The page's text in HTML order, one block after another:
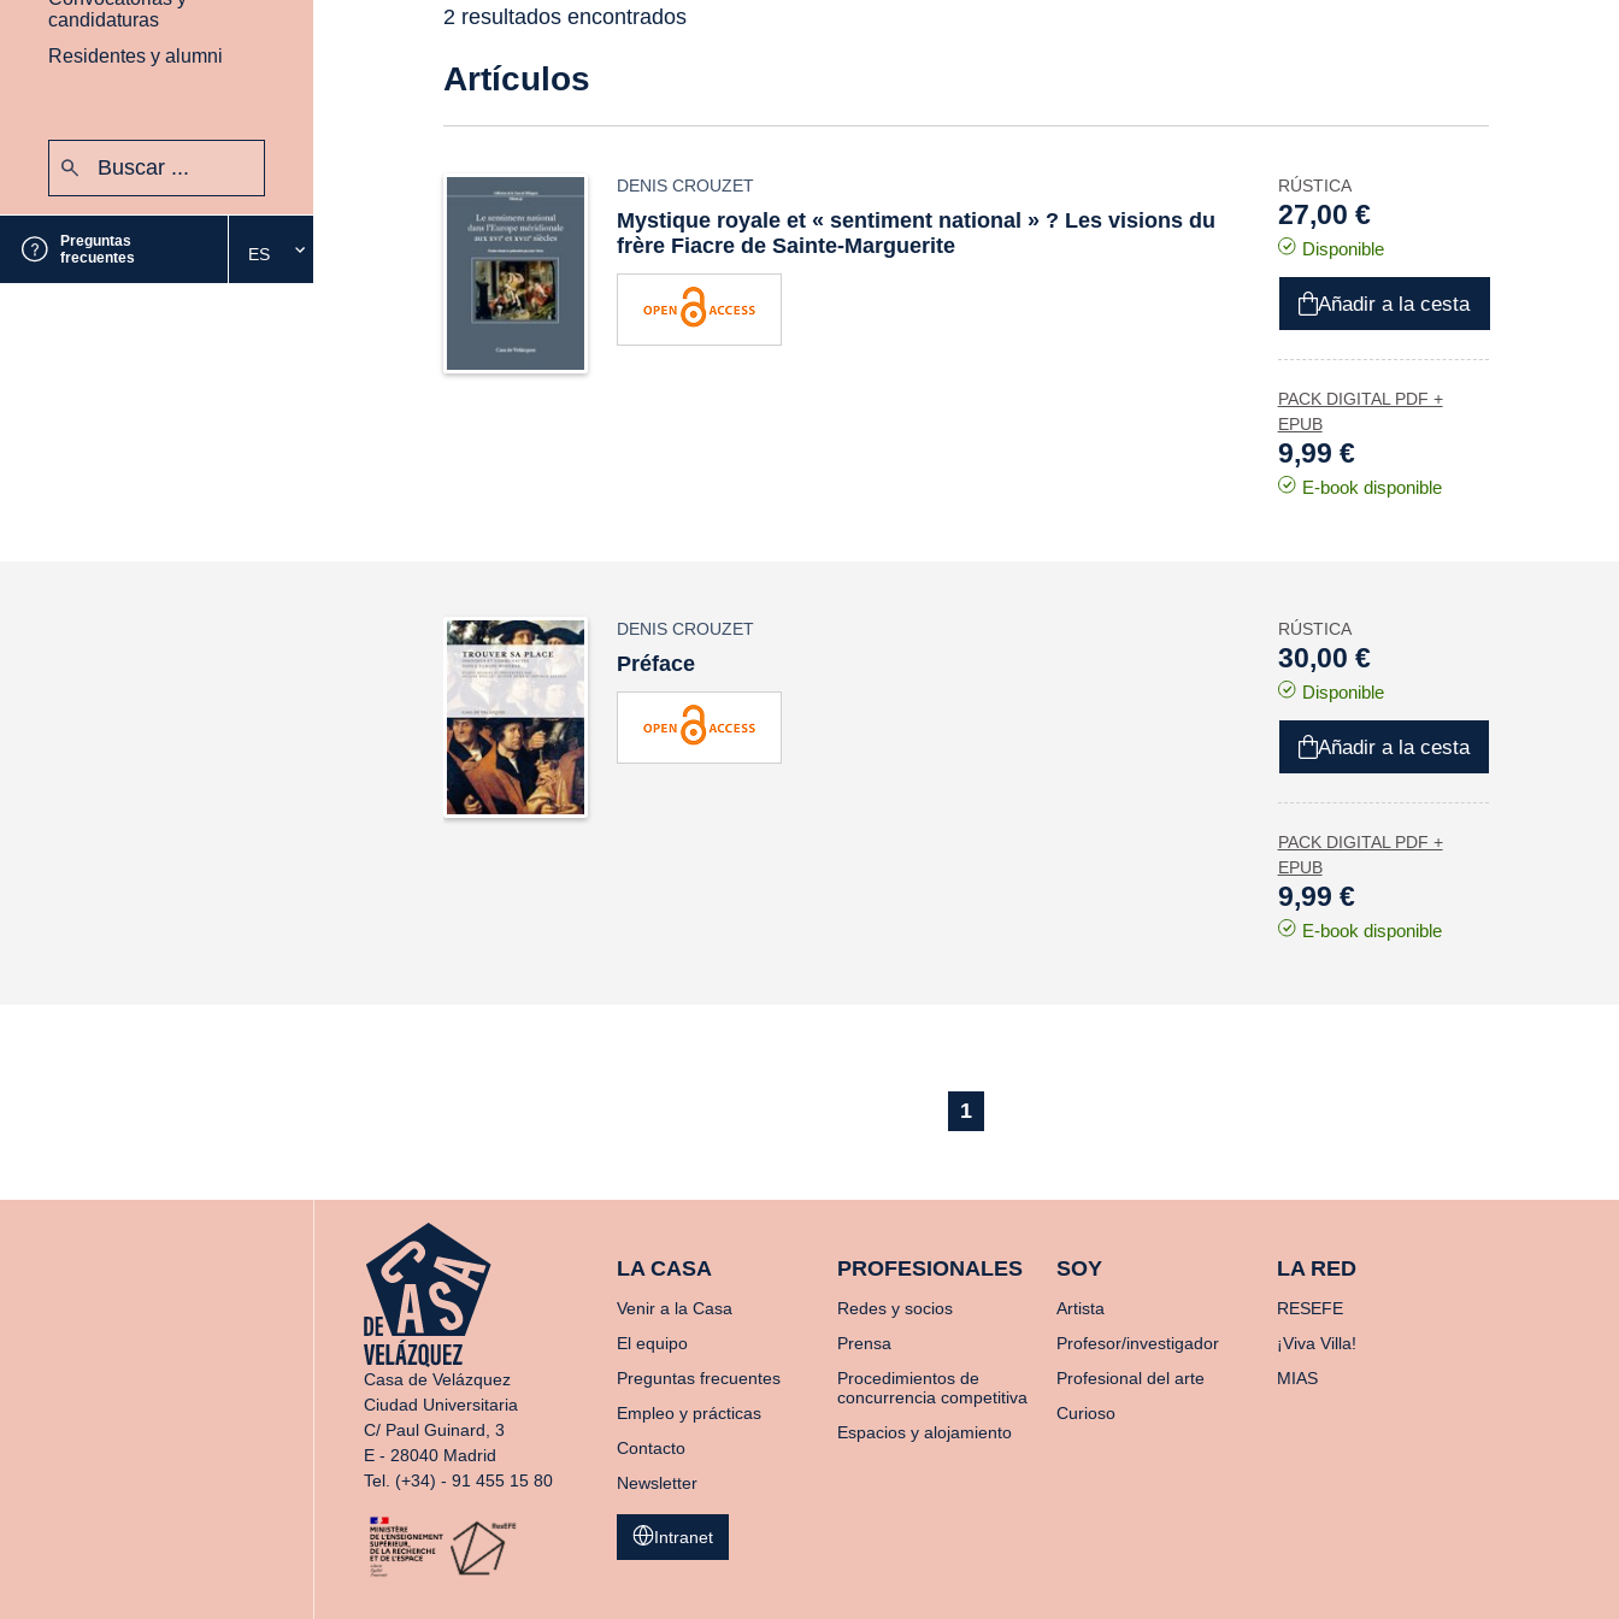
candidaturas
Residentes y alumni
Preguntas
frecuentes
Seleccione
el
ES
2 resultados encontrados
Artículos
DENIS CROUZET
Mystique royale et « sentiment national » ? Les visions du
frère Fiacre de Sainte-Marguerite
RÚSTICA
27,00 €
Disponible
Añadir a la cesta
PACK DIGITAL PDF +
EPUB
9,99 €
E-book disponible
DENIS CROUZET
Préface
RÚSTICA
30,00 €
Disponible
Añadir a la cesta
PACK DIGITAL PDF +
EPUB
9,99 €
E-book disponible
1
Casa de Velázquez
Ciudad Universitaria
C/ Paul Guinard, 3
E - 28040 Madrid
Tel. (+34) - 91 455 15 80
LA CASA
Venir a la Casa
El equipo
Preguntas frecuentes
Empleo y prácticas
Contacto
Newsletter
PROFESIONALES
Redes y socios
Prensa
Procedimientos de
concurrencia competitiva
Espacios y alojamiento
SOY
Artista
Profesor/investigador
Profesional del arte
Curioso
LA RED
RESEFE
¡Viva Villa!
MIAS
Intranet